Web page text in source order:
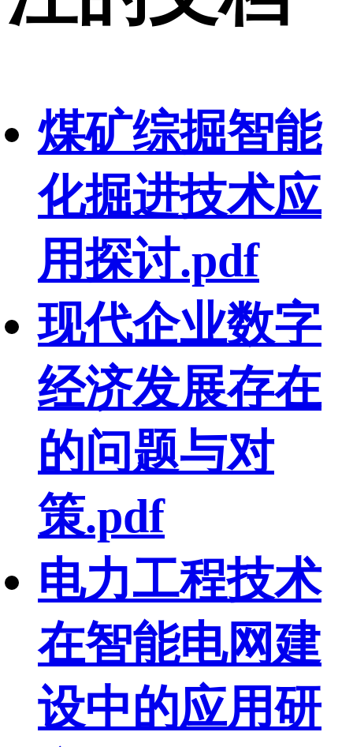
煤矿综掘智能
化掘进技术应
用探讨.pdf
现代企业数字
经济发展存在
的问题与对
策.pdf
电力工程技术
在智能电网建
设中的应用研